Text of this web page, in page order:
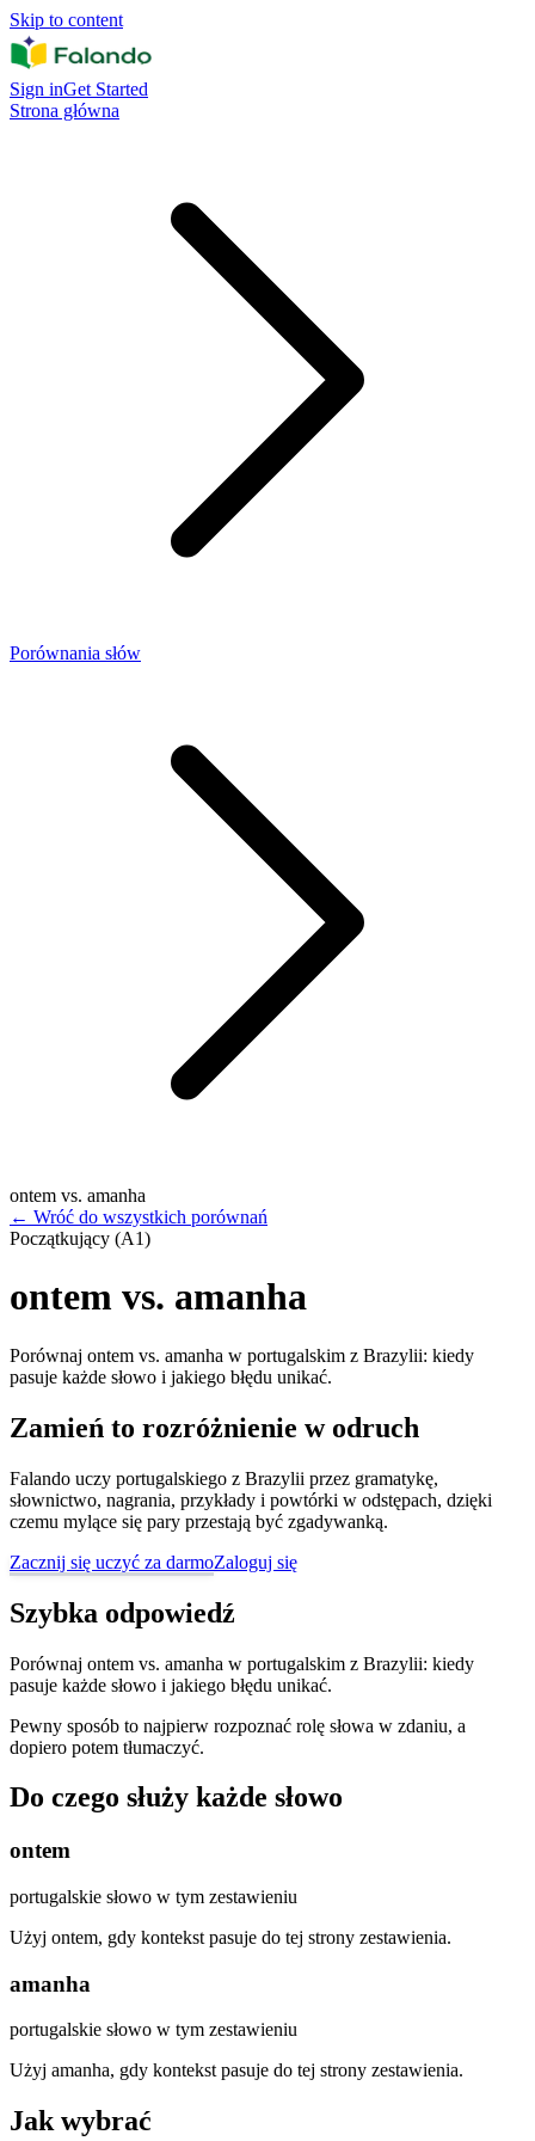
Skip to content
Sign inGet Started
Strona główna
Porównania słów
ontem vs. amanha
← Wróć do wszystkich porównań
Początkujący (A1)
ontem vs. amanha
Porównaj ontem vs. amanha w portugalskim z Brazylii: kiedy
pasuje każde słowo i jakiego błędu unikać.
Zamień to rozróżnienie w odruch
Falando uczy portugalskiego z Brazylii przez gramatykę,
słownictwo, nagrania, przykłady i powtórki w odstępach, dzięki
czemu mylące się pary przestają być zgadywanką.
Zacznij się uczyć za darmoZaloguj się
Szybka odpowiedź
Porównaj ontem vs. amanha w portugalskim z Brazylii: kiedy
pasuje każde słowo i jakiego błędu unikać.
Pewny sposób to najpierw rozpoznać rolę słowa w zdaniu, a
dopiero potem tłumaczyć.
Do czego służy każde słowo
ontem
portugalskie słowo w tym zestawieniu
Użyj ontem, gdy kontekst pasuje do tej strony zestawienia.
amanha
portugalskie słowo w tym zestawieniu
Użyj amanha, gdy kontekst pasuje do tej strony zestawienia.
Jak wybrać